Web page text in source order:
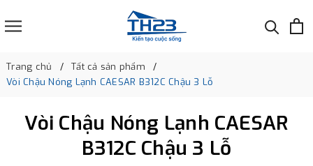
Trang chủ
Tất cả sản phẩm
Vòi Chậu Nóng Lạnh CAESAR B312C Chậu 3 Lỗ
Vòi Chậu Nóng Lạnh CAESAR
B312C Chậu 3 Lỗ